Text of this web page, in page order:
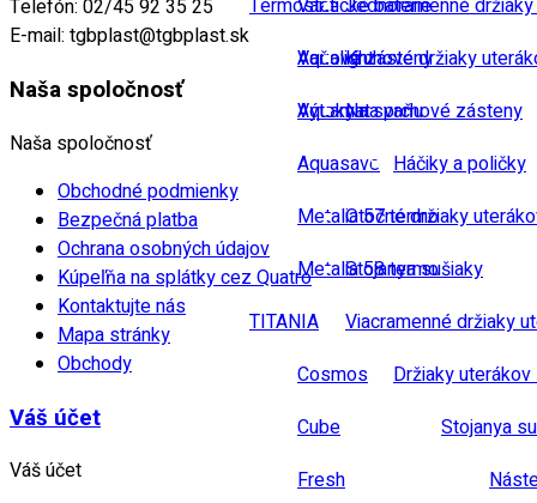
Vane
Vaňové zásteny
Výtoky na vaňu
Termostatické baterie
Aqualight
Aquamat
Aquasave
Metalia 57 termo
Metalia 58 termo
TITANIA
Cosmos
Cube
Fresh
Jednoramenné
Kruhové držiaky
Na sprchové zásteny
Háčiky a poličky
Otočné držiaky
Stojanya sušiaky
Viacramenné držiaky
Držiaky
Stojanya
Telefón: 02/45 92 35 25
E-mail: tgbplast@tgbplast.sk
Naša spoločnosť
Naša spoločnosť
Obchodné podmienky
Bezpečná platba
Ochrana osobných údajov
Kúpeľňa na splátky cez Quatro
Kontaktujte nás
Mapa stránky
Obchody
Váš účet
Váš účet